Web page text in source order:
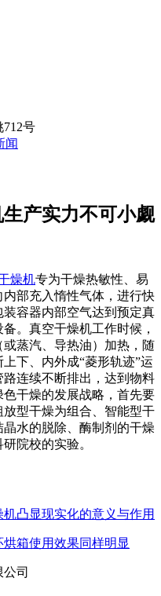
号
闻
产实力不可小觑
燥机专为干燥热敏性、易
部充入惰性气体，进行快
容器内部空气达到预定真
。真空干燥机工作时候，
蒸汽、导热油）加热，随
下、内外成“菱形轨迹”运
连续不断排出，达到物料
干燥的发展战略，首先要
型干燥为组合、智能型干
水的脱除、酶制剂的干燥
院校的实验。
凸显现实化的意义与作用
箱使用效果同样明显
司